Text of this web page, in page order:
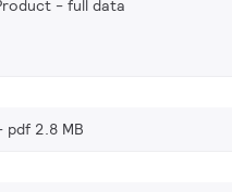
- full data
pdf 2.8 MB